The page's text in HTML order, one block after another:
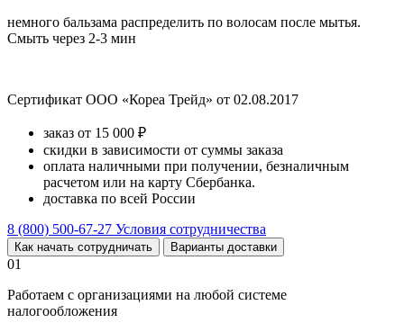
немного бальзама распределить по волосам после мытья.
Смыть через 2-3 мин
Сертификат ООО «Кореа Трейд» от 02.08.2017
заказ от 15 000 ₽
скидки в зависимости от суммы заказа
оплата наличными при получении, безналичным
расчетом или на карту Сбербанка.
доставка по всей России
8 (800) 500-67-27 Условия сотрудничества
Как начать сотрудничать Варианты доставки
01
Работаем с организациями на любой системе
налогообложения